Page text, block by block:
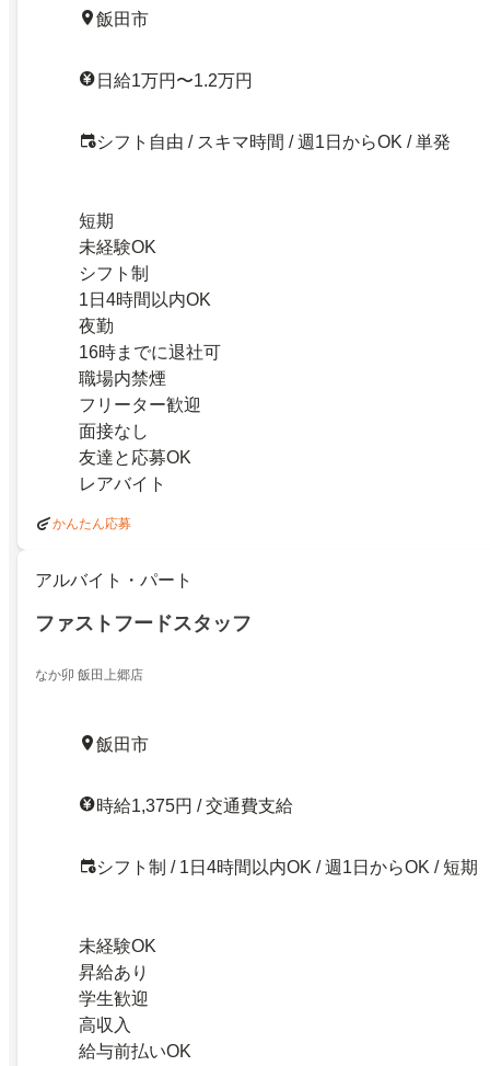
飯田市
日給1万円〜1.2万円
シフト自由 / スキマ時間 / 週1日からOK / 単発
短期
未経験OK
シフト制
1日4時間以内OK
夜勤
16時までに退社可
職場内禁煙
フリーター歓迎
面接なし
友達と応募OK
レアバイト
かんたん応募
アルバイト・パート
ファストフードスタッフ
なか卯 飯田上郷店
飯田市
時給1,375円 / 交通費支給
シフト制 / 1日4時間以内OK / 週1日からOK / 短期
未経験OK
昇給あり
学生歓迎
高収入
給与前払いOK